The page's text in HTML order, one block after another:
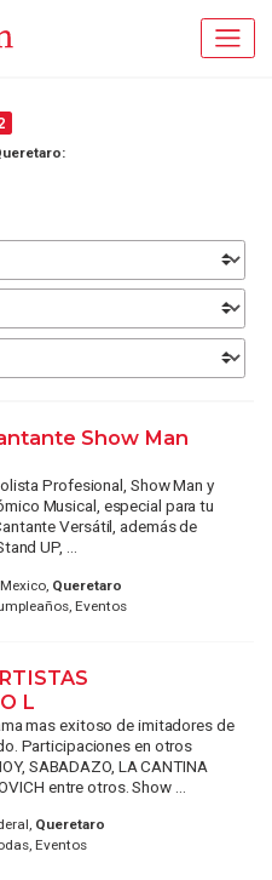
Show Man
Profesional, Show Man y
Musical, especial para tu
Versátil, además de
UP, ...
Queretaro
Eventos
L
mas exitoso de imitadores de
Participaciones en otros
SABADAZO, LA CANTINA
entre otros. Show ...
Queretaro
Eventos